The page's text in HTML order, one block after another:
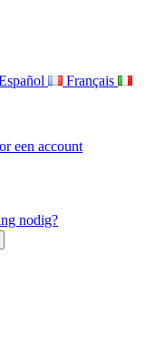
Français
een account
nodig?